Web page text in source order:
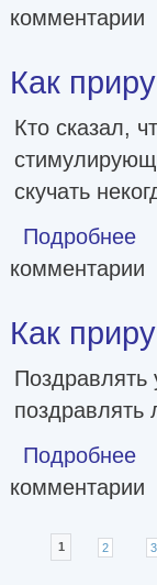
комментарии
Как
Кто сказал,
скучать
Подробнее о
комментарии
Как
Поздравлять
поздравлять
Подробнее о
комментарии
Страницы
1 2 3